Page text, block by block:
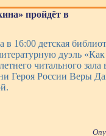
пройдёт в
в 16:00 детская
дуэль
читального
Героя России Веры